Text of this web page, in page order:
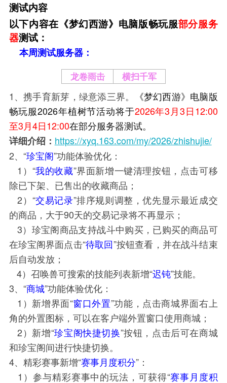
测试内容
以下内容在《梦幻西游》电脑版畅玩服部分服务
器测试：
本周测试服务器：
龙卷雨击 横扫千军
1、携手育新芽，绿意添三界。
《梦幻西游》电脑版
畅玩服2026年植树节活动将于2026年3月3日12:00
至3月4日12:00在部分服务器测试。
详细介绍： https://xyq.163.com/my/2026/zhishujie/
2、“珍宝阁”功能体验优化：
1）“我的收藏”界面新增一键清理按钮，点击可移
除已下架、已售出的收藏商品；
2）“交易记录”排序规则调整，优先显示最近成交
的商品，大于90天的交易记录将不再显示；
3）珍宝阁商品支持战斗中购买，已购买的商品可
在珍宝阁界面点击“待取回”按钮查看，并在战斗结束
后自动发放；
4）召唤兽可搜索的技能列表新增“迟钝”技能。
3、“商城”功能体验优化：
1）新增界面“窗口外置”功能，点击商城界面右上
角的外置图标，可以在客户端外置窗口使用商城；
2）新增“珍宝阁快捷切换”按钮，点击后可在商城
和珍宝阁间进行快捷切换。
4、精彩赛事新增“赛事月度积分”：
1）参与精彩赛事中的玩法，可获得“赛事月度积